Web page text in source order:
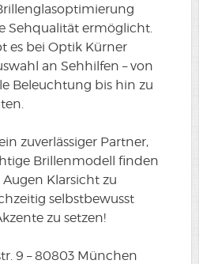
Sehqualität ermöglicht.
es bei Optik Kürner
an Sehhilfen – von
Beleuchtung bis hin zu
zuverlässiger Partner,
Brillenmodell finden
Klarsicht zu
selbstbewusst
zu setzen!
9 – 80803 München